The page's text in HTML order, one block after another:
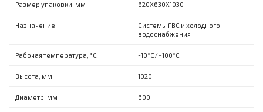
Размер упаковки, мм 620X630X1030
Назначение
Системы ГВС и холодного
водоснабжения
Рабочая температура, °C -10°C/+100°C
Высота, мм 1020
Диаметр, мм 600